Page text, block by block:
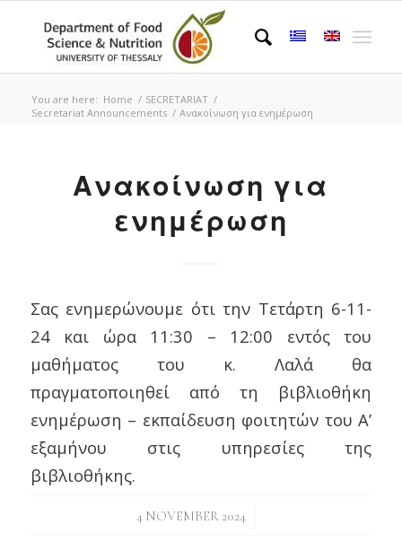
You are here: Home / SECRETARIAT /
Secretariat Announcements / Ανακοίνωση για ενημέρωση
Ανακοίνωση για
ενημέρωση
Σας ενημερώνουμε ότι την Τετάρτη 6-11-
24 και ώρα 11:30 – 12:00 εντός του
μαθήματος του κ. Λαλά θα
πραγματοποιηθεί από τη βιβλιοθήκη
ενημέρωση – εκπαίδευση φοιτητών του Α’
εξαμήνου στις υπηρεσίες της
βιβλιοθήκης.
4 NOVEMBER 2024
/